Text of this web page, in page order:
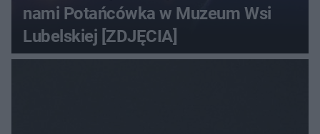
nami Potańcówka w Muzeum Wsi
Lubelskiej [ZDJĘCIA]